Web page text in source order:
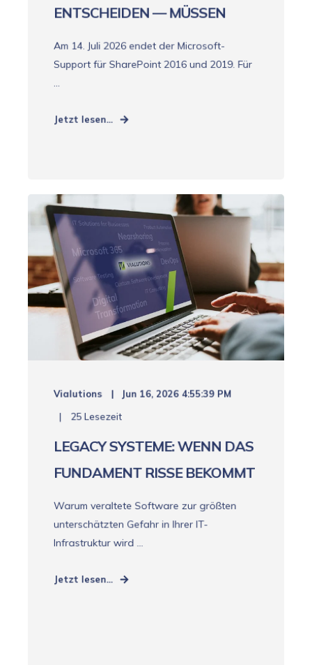
ENTSCHEIDEN — MÜSSEN
Am 14. Juli 2026 endet der Microsoft-
Support für SharePoint 2016 und 2019. Für
...
Jetzt lesen...
Vialutions Jun 16, 2026 4:55:39 PM
25 Lesezeit
LEGACY SYSTEME: WENN DAS
FUNDAMENT RISSE BEKOMMT
Warum veraltete Software zur größten
unterschätzten Gefahr in Ihrer IT-
Infrastruktur wird ...
Jetzt lesen...